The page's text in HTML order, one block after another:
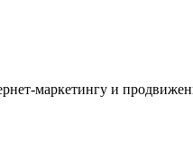
маркетингу и